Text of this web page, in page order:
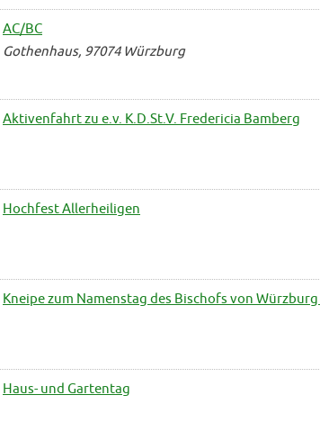
AC/BC
Gothenhaus, 97074 Würzburg
Aktivenfahrt zu e.v. K.D.St.V. Fredericia Bamberg
Hochfest Allerheiligen
Kneipe zum Namenstag des Bischofs von
Haus- und Gartentag